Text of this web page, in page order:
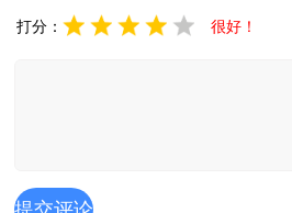
打分： 很好！